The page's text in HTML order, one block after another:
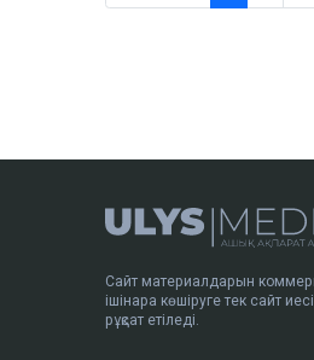
Сайт материалдарын
ішінара көшіруге тек сайт
рұқсат етіледі.